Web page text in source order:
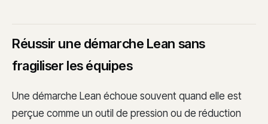
Réussir une démarche Lean sans
fragiliser les équipes
Une démarche Lean échoue souvent quand elle est
perçue comme un outil de pression ou de réduction